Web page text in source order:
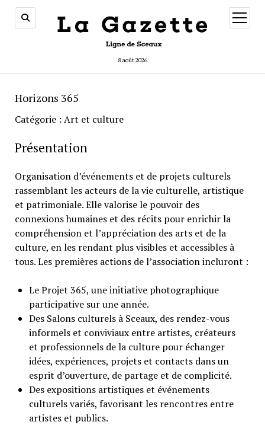
8 août 2026
ouvrir
menu
Horizons 365
Catégorie : Art et culture
Présentation
Organisation d’événements et de projets culturels
rassemblant les acteurs de la vie culturelle, artistique
et patrimoniale. Elle valorise le pouvoir des
connexions humaines et des récits pour enrichir la
compréhension et l’appréciation des arts et de la
culture, en les rendant plus visibles et accessibles à
tous. Les premières actions de l’association incluront :
Le Projet 365, une initiative photographique
participative sur une année.
Des Salons culturels à Sceaux, des rendez-vous
informels et conviviaux entre artistes, créateurs
et professionnels de la culture pour échanger
idées, expériences, projets et contacts dans un
esprit d’ouverture, de partage et de complicité.
Des expositions artistiques et événements
culturels variés, favorisant les rencontres entre
artistes et publics.